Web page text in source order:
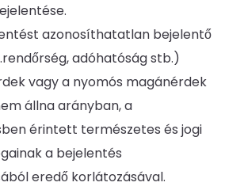
azonosíthatatlan bejelentő
adóhatóság stb.)
vagy a nyomós magánérdek
állna arányban, a
érintett természetes és jogi
a bejelentés
eredő korlátozásával.